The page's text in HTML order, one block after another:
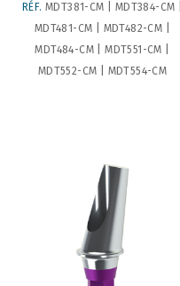
RÉF. MDT381-CM | MDT384-CM |
MDT481-CM | MDT482-CM |
MDT484-CM | MDT551-CM |
MDT552-CM | MDT554-CM